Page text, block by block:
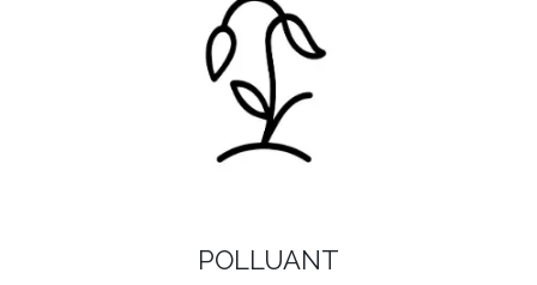
POLLUANT